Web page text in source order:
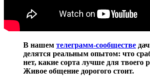
В нашем телеграмм-сообществе
делятся реальным опытом: что
нет, какие сорта лучше для твоего
Живое общение дорогого стоит.